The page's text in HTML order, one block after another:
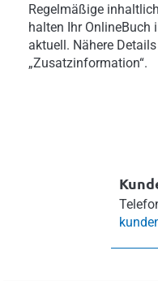
Regelmäßige
halten Ihr OnlineBuch
aktuell. Nähere
„Zusatzinformation“.